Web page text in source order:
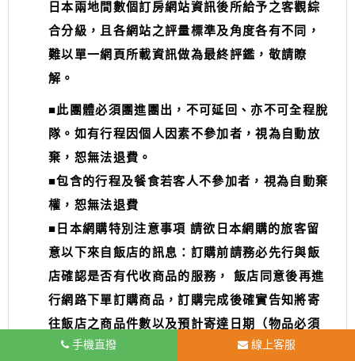
日本兩地間數個訂房網站資訊後所給予之客觀綜
合分級，且各網站之評量標準及角度各有不同，
難以單一網頁所載資訊做為最終評鑑，敬請瞭
解。
■此團體必須團進團出，不可延回、亦不可全程脫
隊。如有行程因個人因素不參加者，視為自動放
棄，恕無法退費。
■包含的行程及餐食若客人不參加者，視為自動棄
權，恕無法退費
■日本網購特別注意事項 請欲日本網購的旅客留
意以下來自飯店的訊息：訂購前請務必先行與飯
店確認是否有代收商品的服務， 飯店同意後再進
行網路下單訂購商品，訂購完成後確實告知將寄
往飯店之商品件數以及預計寄達日期（物品必須
為入住前或住房期間寄達，退房後將逕行退
手機直撥 線上客服